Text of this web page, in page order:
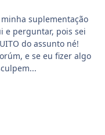
suplementação
e perguntar, pois sei
do assunto né!
e se eu fizer algo